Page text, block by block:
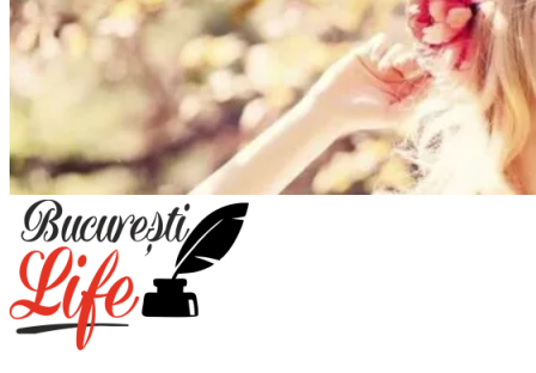
Meniu
principal